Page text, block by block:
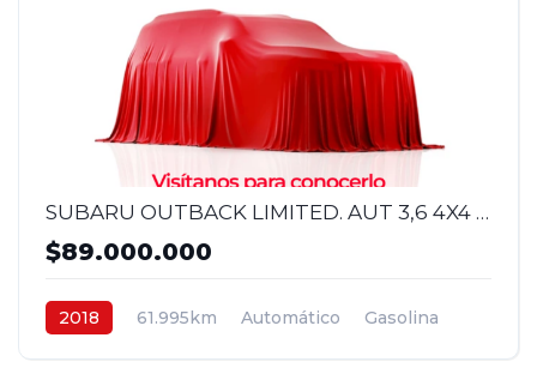
SUBARU OUTBACK LIMITED. AUT 3,6 4X4 2018
$89.000.000
2018 61.995km Automático
Gasolina